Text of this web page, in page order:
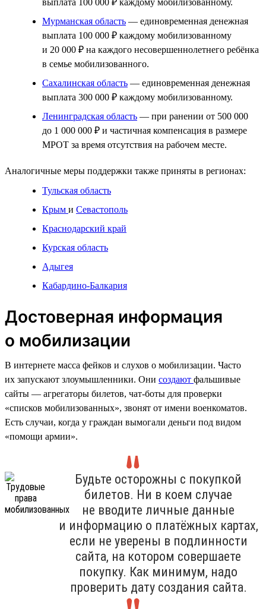
Мурманская область — единовременная денежная
выплата 100 000 ₽ каждому мобилизованному
и 20 000 ₽ на каждого несовершеннолетнего ребёнка
в семье мобилизованного.
Сахалинская область — единовременная денежная
выплата 300 000 ₽ каждому мобилизованному.
Ленинградская область — при ранении от 500 000
до 1 000 000 ₽ и частичная компенсация в размере
МРОТ за время отсутствия на рабочем месте.
Аналогичные меры поддержки также приняты в регионах:
Тульская область
Крым и Севастополь
Краснодарский край
Курская область
Адыгея
Кабардино-Балкария
Достоверная информация
о мобилизации
В интернете масса фейков и слухов о мобилизации. Часто
их запускают злоумышленники. Они создают фальшивые
сайты — агрегаторы билетов, чат-боты для проверки
«списков мобилизованных», звонят от имени военкоматов.
Есть случаи, когда у граждан вымогали деньги под видом
«помощи армии».
Будьте осторожны с покупкой
билетов. Ни в коем случае
не вводите личные данные
и информацию о платёжных картах,
если не уверены в подлинности
сайта, на котором совершаете
покупку. Как минимум, надо
проверить дату создания сайта.